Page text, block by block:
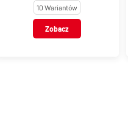
8 Wariantów
Zobacz